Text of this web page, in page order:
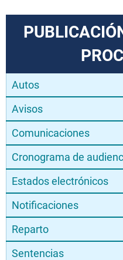
Autos
Avisos
Comunicaciones
Cronograma de
Estados electrónicos
Notificaciones
Reparto
Sentencias